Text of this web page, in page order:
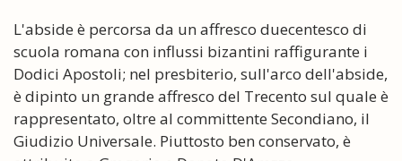
L'abside è percorsa da un affresco duecentesco di
scuola romana con influssi bizantini raffigurante i
Dodici Apostoli; nel presbiterio, sull'arco dell'abside,
è dipinto un grande affresco del Trecento sul quale è
rappresentato, oltre al committente Secondiano, il
Giudizio Universale. Piuttosto ben conservato, è